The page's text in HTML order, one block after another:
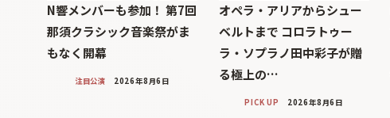
N響メンバーも参加！ 第7回
那須クラシック音楽祭がま
もなく開幕
注目公演 2026年8月6日
オペラ・アリアからシュー
ベルトまで コロラトゥー
ラ・ソプラノ田中彩子が贈
る極上の…
PICK UP 2026年8月6日